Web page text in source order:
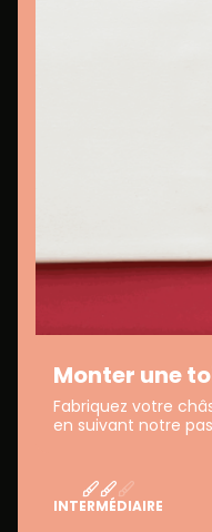
Monter une
Fabriquez votre
en suivant notre
INTERMÉDIAIRE